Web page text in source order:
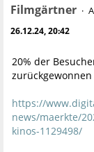
Filmgärtner
26.12.24, 20:42
20% der
zurückgewonnen
https://
news/maerkte/
kinos-1129498/